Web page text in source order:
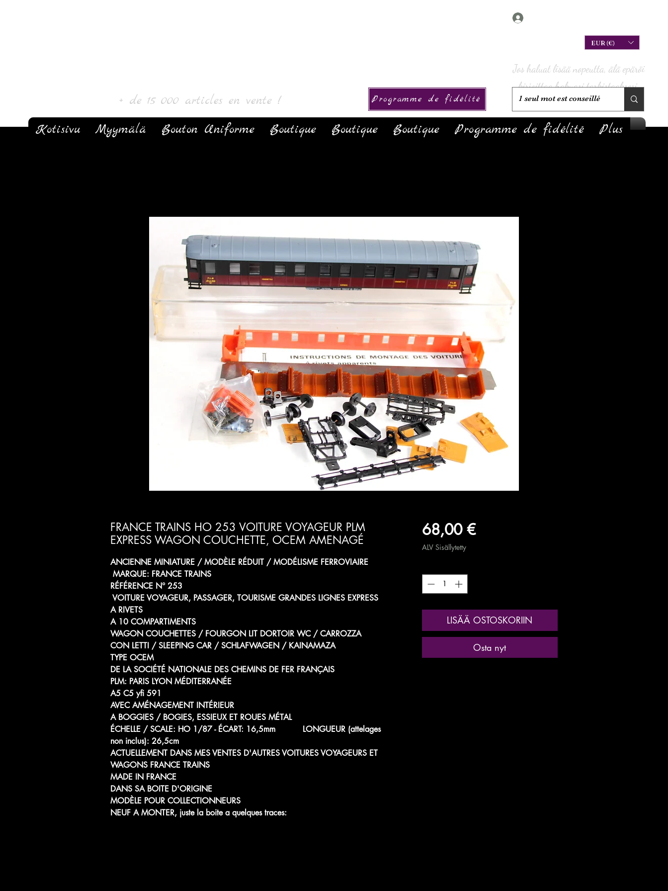
EUR (€)
+ de 15 000 articles en vente ! Programme de fidélité
Kotisivu Myymälä Bouton Uniforme Boutique Boutique Boutique Programme de fidélité Plus
FRANCE TRAINS HO 253 VOITURE VOYAGEUR PLM
EXPRESS WAGON COUCHETTE, OCEM AMENAGÉ
ANCIENNE MINIATURE / MODÈLE RÉDUIT / MODÉLISME FERROVIAIRE
MARQUE: FRANCE TRAINS
RÉFÉRENCE N° 253
VOITURE VOYAGEUR, PASSAGER, TOURISME GRANDES LIGNES EXPRESS
A RIVETS
A 10 COMPARTIMENTS
WAGON COUCHETTES / FOURGON LIT DORTOIR WC / CARROZZA
CON LETTI / SLEEPING CAR / SCHLAFWAGEN / KAINAMAZA
TYPE OCEM
DE LA SOCIÉTÉ NATIONALE DES CHEMINS DE FER FRANÇAIS
PLM: PARIS LYON MÉDITERRANÉE
A5 C5 yfi 591
AVEC AMÉNAGEMENT INTÉRIEUR
A BOGGIES / BOGIES, ESSIEUX ET ROUES MÉTAL
ÉCHELLE / SCALE: HO 1/87 - ÉCART: 16,5mm LONGUEUR (attelages
non inclus): 26,5cm
ACTUELLEMENT DANS MES VENTES D'AUTRES VOITURES VOYAGEURS ET
WAGONS FRANCE TRAINS
MADE IN FRANCE
DANS SA BOITE D'ORIGINE
MODÈLE POUR COLLECTIONNEURS
NEUF A MONTER, juste la boite a quelques traces:
68,00 €Hinta
ALV Sisällytetty
LISÄÄ OSTOSKORIIN
Osta nyt
Jos haluat lisää nopeutta, älä epäröi
kirjoittaa hakuasi tarkistaaksesi,
onko sitä varastossa!